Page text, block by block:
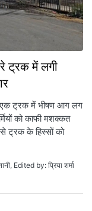
ट्रक में लगी
ट्रक में भीषण आग लग
को काफी मशक्कत
ट्रक के हिस्सों को
Edited by: प्रिया शर्मा